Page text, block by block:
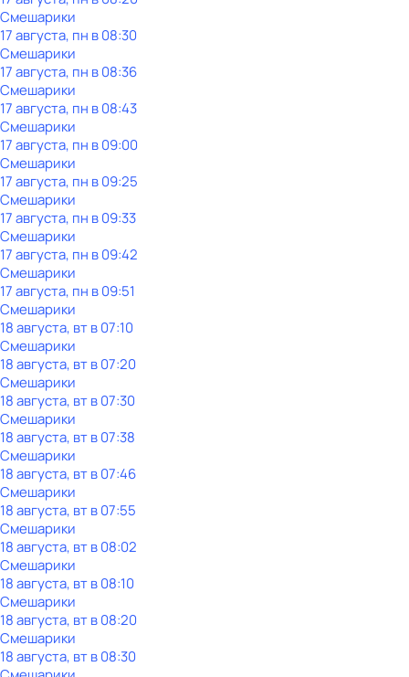
Смешарики
17 августа, пн в 08:30
Смешарики
17 августа, пн в 08:36
Смешарики
17 августа, пн в 08:43
Смешарики
17 августа, пн в 09:00
Смешарики
17 августа, пн в 09:25
Смешарики
17 августа, пн в 09:33
Смешарики
17 августа, пн в 09:42
Смешарики
17 августа, пн в 09:51
Смешарики
18 августа, вт в 07:10
Смешарики
18 августа, вт в 07:20
Смешарики
18 августа, вт в 07:30
Смешарики
18 августа, вт в 07:38
Смешарики
18 августа, вт в 07:46
Смешарики
18 августа, вт в 07:55
Смешарики
18 августа, вт в 08:02
Смешарики
18 августа, вт в 08:10
Смешарики
18 августа, вт в 08:20
Смешарики
18 августа, вт в 08:30